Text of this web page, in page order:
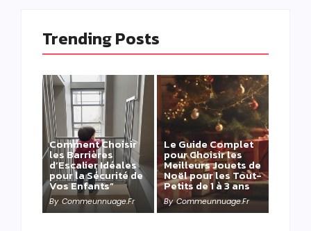
Trending Posts
Comment Choisir
les Barrières
d’Escalier Idéales
pour la Sécurité de
Vos Enfants”
By Commeunnuage.fr
Le Guide Complet
pour Choisir les
Meilleurs Jouets de
Noël pour les Tout-
Petits de 1 à 3 ans
By Commeunnuage.fr